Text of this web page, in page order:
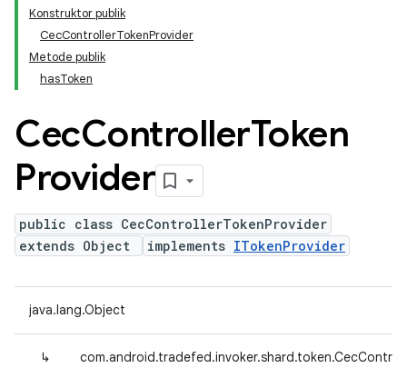
Konstruktor publik
CecControllerTokenProvider
Metode publik
hasToken
CecControllerToken
Provider
public class CecControllerTokenProvider
extends Object
implements ITokenProvider
java.lang.Object
↳